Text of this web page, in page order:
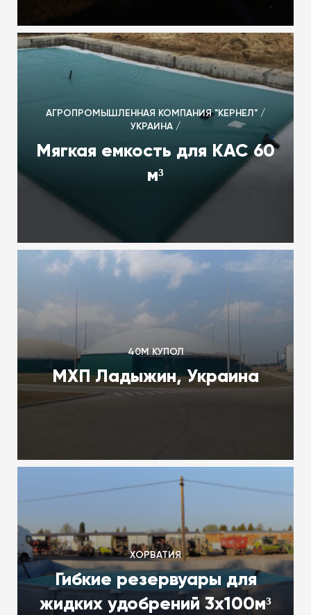
АГРОПРОМЫШЛЕННАЯ КОМПАНИЯ "КЕРНЕЛ" /
УКРАИНА /
Мягкая емкость для КАС 60
м³
40М КУПОЛ
МХП Ладыжин, Украина
ХОРВАТИЯ
Гибкие резервуары для
жидких удобрений 3х100м³